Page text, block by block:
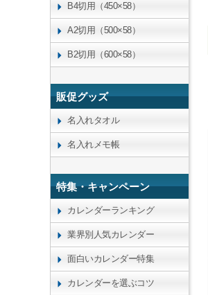
B4切用（450×58）
A2切用（500×58）
B2切用（600×58）
販促グッズ
名入れタオル
名入れメモ帳
特集・キャンペーン
カレンダーランキング
業界別人気カレンダー
面白いカレンダー特集
カレンダーを選ぶコツ